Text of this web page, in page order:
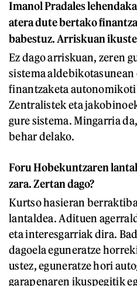
Imanol Pradales
atera dute bertako
babestuz. Arriskuan
Ez dago arriskuan, zeren
sistema
finantzaketa
Zentralistek eta
gure sistema. Mingarria
behar delako.
Foru Hobekuntzaren
zara. Zertan dago?
Kurtso hasieran
lantaldea. Adituen
eta interesgarriak dira.
dagoela eguneratze
ustez, eguneratze hori
garapenaren ikuspegitik